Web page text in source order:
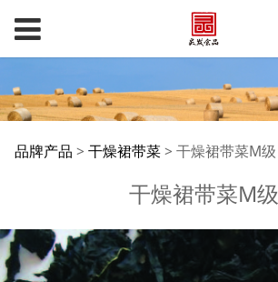
干燥裙带菜M级
品牌产品 > 干燥裙带菜> 干燥裙带菜M级
干燥裙带菜M级